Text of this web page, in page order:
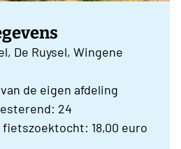
De Ruysel, Wingene
de eigen afdeling
24
18,00 euro